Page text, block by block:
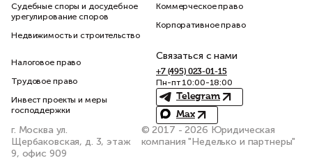
Судебные споры и досудебное
урегулирование споров
Недвижимость и строительство
Коммерческое право
Корпоративное право
Налоговое право
Трудовое право
Инвест проекты и меры
господдержки
Связаться с нами
+7 (495) 023-01-15
Пн-пт 10:00-18:00
Telegram
Max
г. Москва ул.
Щербаковская, д. 3, этаж
9, офис 909
© 2017 - 2026 Юридическая
компания "Неделько и партнеры"